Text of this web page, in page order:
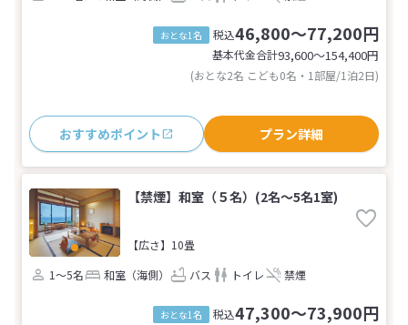
おとな1名 税込46,800～77,200円
基本代金合計93,600〜154,400円
(おとな2名 こども0名・1部屋/1泊2日)
おすすめポイント プラン詳細
【禁煙】和室（５名）(2名～5名1室)
【広さ】10畳
1～5名
和室（海側） バス トイレ 禁煙
おとな1名 税込47,300～73,900円